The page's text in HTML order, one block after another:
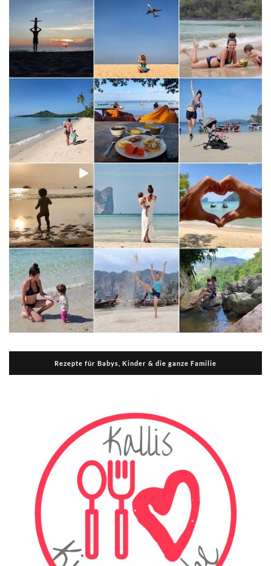
Rezepte für Babys, Kinder & die ganze Familie